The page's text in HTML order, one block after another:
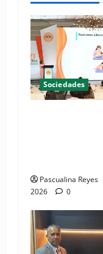
Sociedades
Pascualina Reyes
2026
0